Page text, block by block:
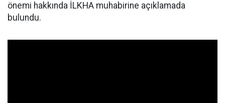
önemi hakkında İLKHA muhabirine açıklamada
bulundu.